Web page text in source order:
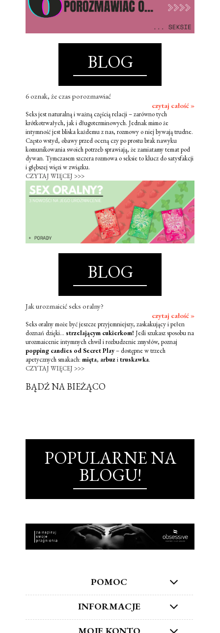
BLOG
6 oznak, że czas porozmawiać
czytaj całość »
Seks jest naturalną i ważną częścią relacji – zarówno tych
krótkotrwałych, jak i długoterminowych. Jednak mimo że
intymność jest bliska każdemu z nas, rozmowy o niej bywają trudne.
Często wstyd, obawy przed oceną czy po prostu brak nawyku
komunikowania swoich potrzeb sprawiają, że zamiatamy temat pod
dywan. Tymczasem szczera rozmowa o seksie to klucz do satysfakcji
i głębszej więzi w związku.
CZYTAJ WIĘCEJ >>>
BLOG
Jak urozmaicić seks oralny?
czytaj całość »
Seks oralny może być jeszcze przyjemniejszy, zaskakujący i pełen
doznań dzięki... strzelającym cukierkom! Jeśli szukasz sposobu na
urozmaicenie intymnych chwil i rozbudzenie zmysłów, poznaj
popping candies od Secret Play– dostępne w trzech
apetycznych smakach: mięta, arbuzitruskawka.
CZYTAJ WIĘCEJ >>>
BĄDŹ NA BIEŻĄCO
POPULARNE NA
BLOGU!
POMOC
INFORMACJE